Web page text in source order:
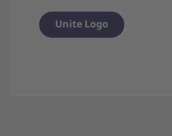
Unite Logo